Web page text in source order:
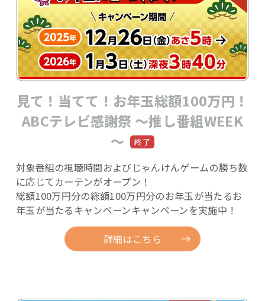
見て！当てて！お年玉総額100万円！
ABCテレビ感謝祭 ～推し番組WEEK
～
対象番組の視聴時間およびじゃんけんゲームの勝ち数
に応じてカーテンがオープン！
総額100万円分の総額100万円分のお年玉が当たるお
年玉が当たるキャンペーンキャンペーンを実施中！
詳細はこちら